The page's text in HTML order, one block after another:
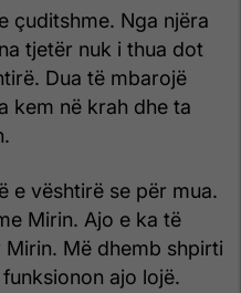
çuditshme. Nga njëra
tjetër nuk i thua dot
Dua të mbarojë
kem në krah dhe ta
e vështirë se për mua.
Mirin. Ajo e ka të
Më dhemb shpirti
ajo lojë.